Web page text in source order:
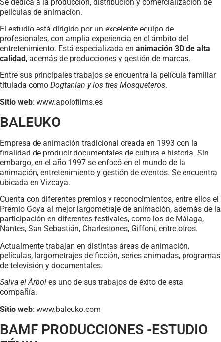
Se dedica a la producción, distribución y comercialización de
películas de animación.
El estudio está dirigido por un excelente equipo de
profesionales, con amplia experiencia en el ámbito del
entretenimiento. Está especializada en animación 3D de alta
calidad, además de producciones y gestión de marcas.
Entre sus principales trabajos se encuentra la película familiar
titulada como Dogtanian y los tres Mosqueteros.
Sitio web: www.apolofilms.es
BALEUKO
Empresa de animación tradicional creada en 1993 con la
finalidad de producir documentales de cultura e historia. Sin
embargo, en el año 1997 se enfocó en el mundo de la
animación, entretenimiento y gestión de eventos. Se encuentra
ubicada en Vizcaya.
Cuenta con diferentes premios y reconocimientos, entre ellos el
Premio Goya al mejor largometraje de animación, además de la
participación en diferentes festivales, como los de Málaga,
Nantes, San Sebastián, Charlestones, Giffoni, entre otros.
Actualmente trabajan en distintas áreas de animación,
películas, largometrajes de ficción, series animadas, programas
de televisión y documentales.
Salva el Árbol es uno de sus trabajos de éxito de esta
compañía.
Sitio web: www.baleuko.com
BAMF PRODUCCIONES -ESTUDIO